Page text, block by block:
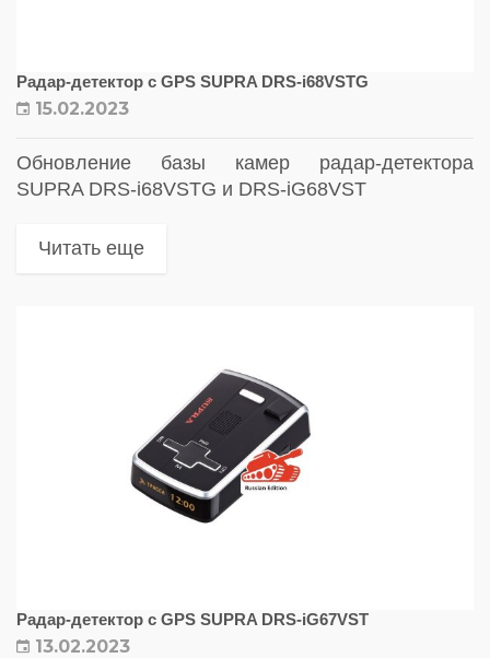
Радар-детектор с GPS SUPRA DRS-i68VSTG
15.02.2023
Обновление базы камер радар-детектора
SUPRA DRS-i68VSTG и DRS-iG68VST
Читать еще
Радар-детектор с GPS SUPRA DRS-iG67VST
13.02.2023